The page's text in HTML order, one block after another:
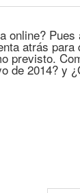
online?
atrás
previsto.
de 2014? y